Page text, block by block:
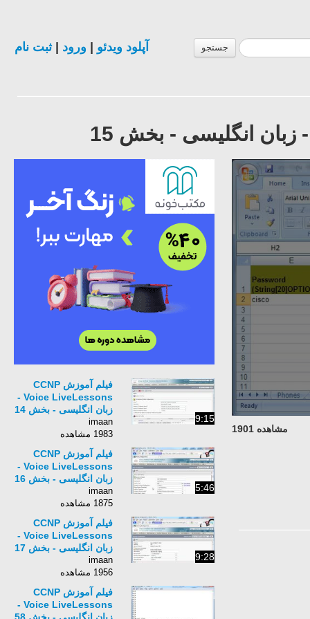
جستجو آپلود ویدئو ورود |ثبت نام
مشاهده 1901
9:15
فیلم آموزش CCNP
Voice LiveLessons -
زبان انگلیسی - بخش 14
imaan
1983 مشاهده
5:46
فیلم آموزش CCNP
Voice LiveLessons -
زبان انگلیسی - بخش 16
imaan
1875 مشاهده
9:28
فیلم آموزش CCNP
Voice LiveLessons -
زبان انگلیسی - بخش 17
imaan
1956 مشاهده
فیلم آموزش CCNP
Voice LiveLessons -